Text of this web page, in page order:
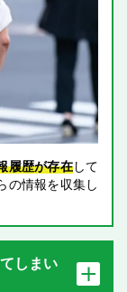
履歴が存在して
の情報を収集し
しまい